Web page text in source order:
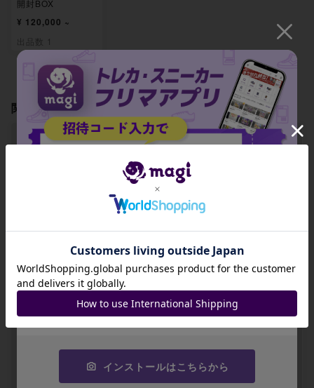
開封BOX
¥ 120,000 ~
出品数 1
関連製品
-
出品数 0
019
-
出品数 0
019
-
出品数 0
招待コード
JA9XS8
コピーする
インストールはこちらから